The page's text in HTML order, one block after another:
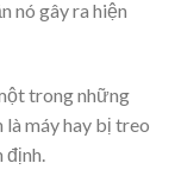
nó gây ra hiện
trong những
là máy hay bị treo
định.